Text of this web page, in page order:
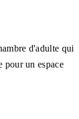
d'adulte qui
pour un espace